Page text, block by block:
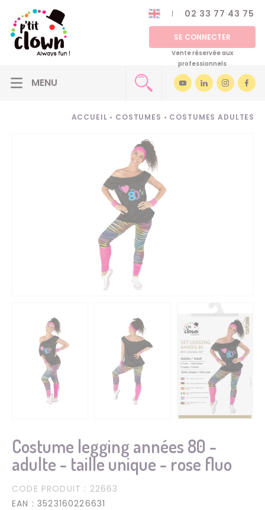
02 33 77 43 75
SE CONNECTER
Vente réservée aux
professionnels
ACCUEIL • COSTUMES • COSTUMES ADULTES
Costume legging années 80 -
adulte - taille unique - rose fluo
CODE PRODUIT : 22663
EAN : 3523160226631